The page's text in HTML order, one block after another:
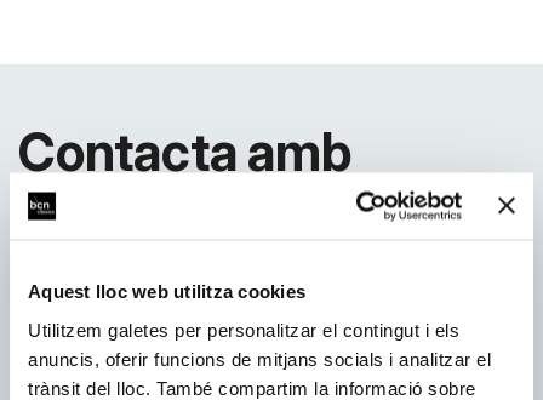
Aquest lloc web utilitza cookies
Utilitzem galetes per personalitzar el contingut i els
anuncis, oferir funcions de mitjans socials i analitzar el
trànsit del lloc. També compartim la informació sobre
Contacta amb
nosaltres
Per a més informació sobre Patrocini i Mecenatge,
insercions de publicitat i presència de marca
contacta amb nosaltres: